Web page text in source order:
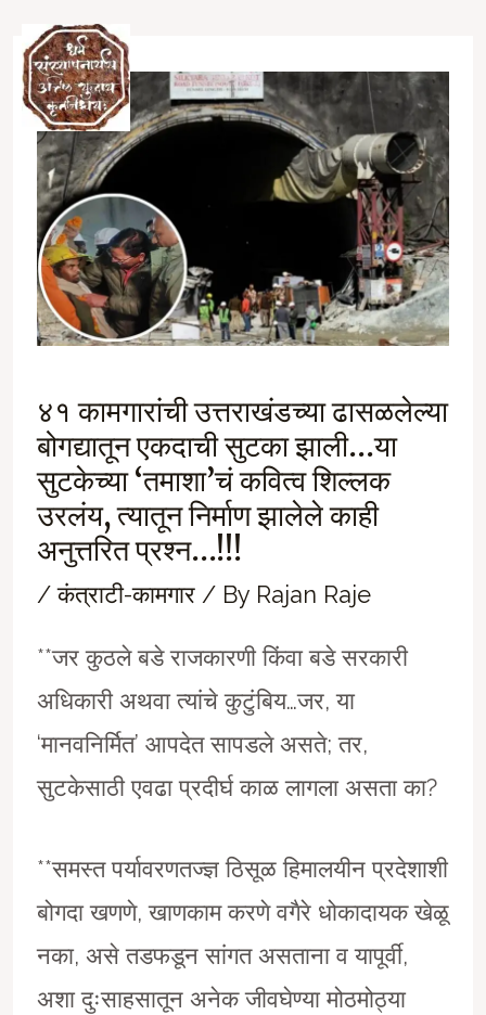
content
४१ कामगारांची उत्तराखंडच्या ढासळलेल्या
बोगद्यातून एकदाची सुटका झाली…या
सुटकेच्या ‘तमाशा’चं कवित्व शिल्लक
उरलंय, त्यातून निर्माण झालेले काही
अनुत्तरित प्रश्न…!!!
/कंत्राटी-कामगार/ By Rajan Raje
**जर कुठले बडे राजकारणी किंवा बडे सरकारी
अधिकारी अथवा त्यांचे कुटुंबिय…जर, या
‘मानवनिर्मित’ आपदेत सापडले असते; तर,
सुटकेसाठी एवढा प्रदीर्घ काळ लागला असता का?
**समस्त पर्यावरणतज्ज्ञ ठिसूळ हिमालयीन प्रदेशाशी
बोगदा खणणे, खाणकाम करणे वगैरे धोकादायक खेळू
नका, असे तडफडून सांगत असताना व यापूर्वी,
अशा दुःसाहसातून अनेक जीवघेण्या मोठमोठ्या